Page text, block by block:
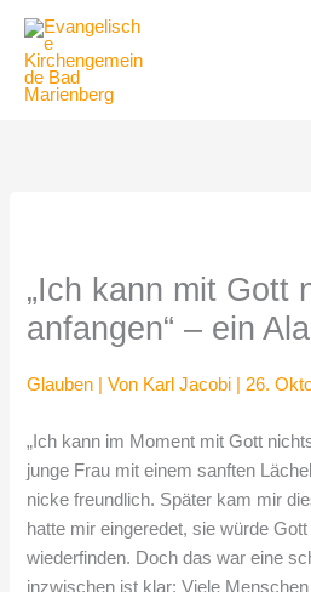
Inhalt
springen
„Ich kann mit Gott
anfangen“ – ein
Glauben | Von Karl Jacobi |26.
„Ich kann im Moment mit Gott
junge Frau mit einem sanften
nicke freundlich. Später kam mir
hatte mir eingeredet, sie würde
wiederfinden. Doch das war eine
inzwischen ist klar: Viele